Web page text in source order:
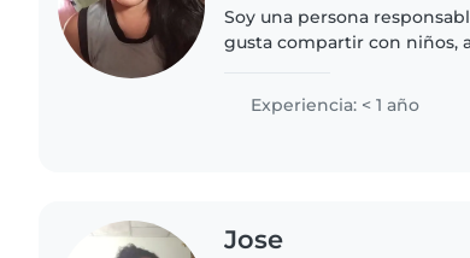
Soy una persona
gusta compartir con niños,
buena comunicación..
Experiencia: < 1 año
Jose